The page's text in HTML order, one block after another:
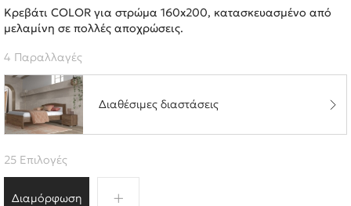
Κρεβάτι COLOR για στρώμα 160x200, κατασκευασμένο από
μελαμίνη σε πολλές αποχρώσεις.
4 Παραλλαγές
Διαθέσιμες διαστάσεις
Διαμόρφωση
25 Επιλογές